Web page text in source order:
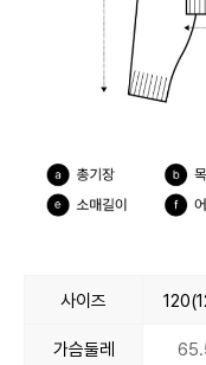
사이즈
가슴둘레